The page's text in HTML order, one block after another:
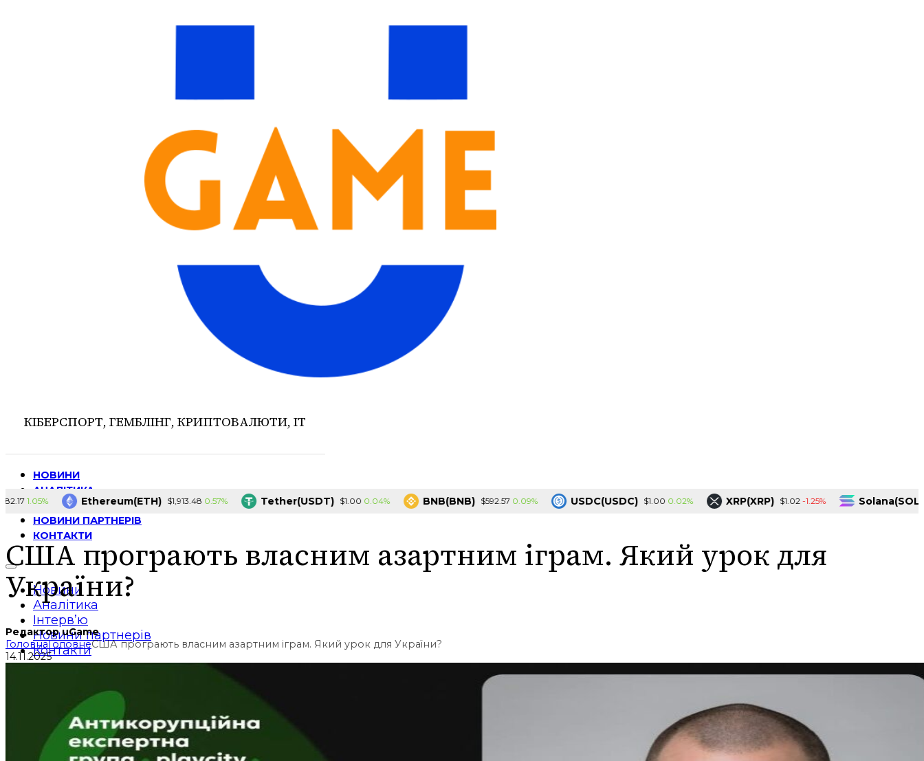
КІБЕРСПОРТ, ГЕМБЛІНГ, КРИПТОВАЛЮТИ, ІТ
НОВИНИ
АНАЛІТИКА
ІНТЕРВ’Ю
НОВИНИ ПАРТНЕРІВ
КОНТАКТИ
Новини
Аналітика
Інтерв’ю
Новини партнерів
Контакти
Ethereum(ETH) $1,913.48 0.57% Tether(USDT) $1.00 0.04% BNB(BNB) $592.57 0.09% USDC(USDC) $1.00 0.02% XRP(XRP) $1.02 -1.25% Solana(SOL)
США програють власним азартним іграм. Який урок для
України?
Редактор uGame
ГоловнаГоловнеСША програють власним азартним іграм. Який урок для України?
14.11.2025